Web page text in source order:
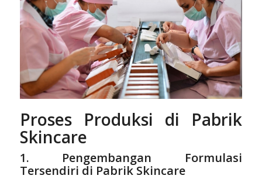
Proses Produksi di Pabrik
Skincare
1. Pengembangan Formulasi
Tersendiri di Pabrik Skincare